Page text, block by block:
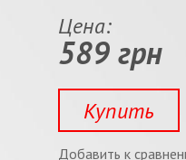
Цена:
589 грн
Купить
Добавить к